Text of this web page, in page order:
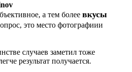
а тем более вкусы
это место фотографиии
случаев заметил тоже
результат получается.